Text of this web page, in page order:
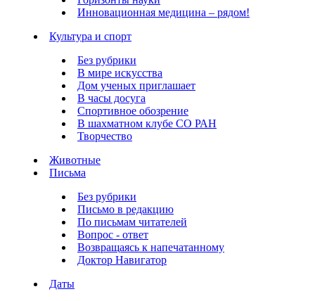
Инновационная медицина – рядом!
Культура и спорт
Без рубрики
В мире искусства
Дом ученых приглашает
В часы досуга
Спортивное обозрение
В шахматном клубе СО РАН
Творчество
Животные
Письма
Без рубрики
Письмо в редакцию
По письмам читателей
Вопрос - ответ
Возвращаясь к напечатанному
Доктор Навигатор
Даты